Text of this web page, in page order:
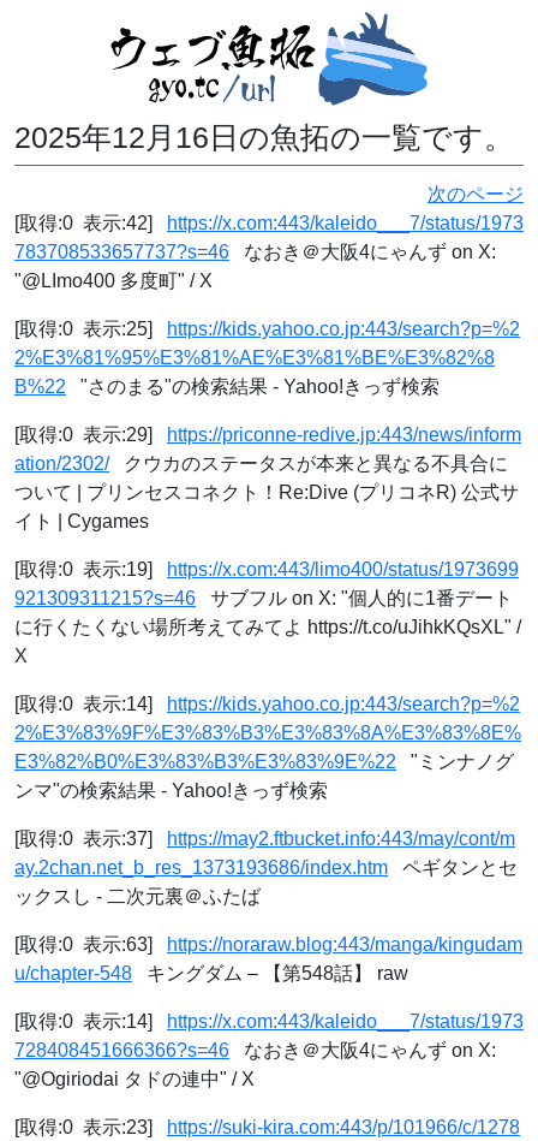
2025年12月16日の魚拓の一覧です。
次のページ
[取得:0 表示:42]
https://x.com:443/kaleido___7/status/1973
783708533657737?s=46 なおき＠大阪4にゃんず on X:
"@LImo400 多度町" / X
[取得:0 表示:25]
https://kids.yahoo.co.jp:443/search?p=%2
2%E3%81%95%E3%81%AE%E3%81%BE%E3%82%8
B%22 "さのまる"の検索結果 - Yahoo!きっず検索
[取得:0 表示:29]
https://priconne-redive.jp:443/news/inform
ation/2302/クウカのステータスが本来と異なる不具合に
ついて | プリンセスコネクト！Re:Dive (プリコネR) 公式サ
イト | Cygames
[取得:0 表示:19]
https://x.com:443/limo400/status/1973699
921309311215?s=46 サブフル on X: "個人的に1番デート
に行くたくない場所考えてみてよ https://t.co/uJihkKQsXL" /
X
[取得:0 表示:14]
https://kids.yahoo.co.jp:443/search?p=%2
2%E3%83%9F%E3%83%B3%E3%83%8A%E3%83%8E%
E3%82%B0%E3%83%B3%E3%83%9E%22 "ミンナノグ
ンマ"の検索結果 - Yahoo!きっず検索
[取得:0 表示:37]
https://may2.ftbucket.info:443/may/cont/m
ay.2chan.net_b_res_1373193686/index.htm ペギタンとセ
ックスし - 二次元裏＠ふたば
[取得:0 表示:63]
https://noraraw.blog:443/manga/kingudam
u/chapter-548 キングダム – 【第548話】 raw
[取得:0 表示:14]
https://x.com:443/kaleido___7/status/1973
728408451666366?s=46 なおき＠大阪4にゃんず on X:
"@Ogiriodai タドの連中" / X
[取得:0 表示:23]
https://suki-kira.com:443/p/101966/c/1278